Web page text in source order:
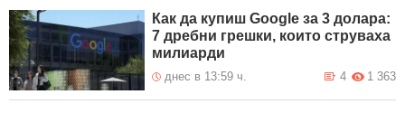
Как да купиш Google за 3 долара:
7 дребни грешки, които струваха
милиарди
днес в 13:59 ч. 1 363
4